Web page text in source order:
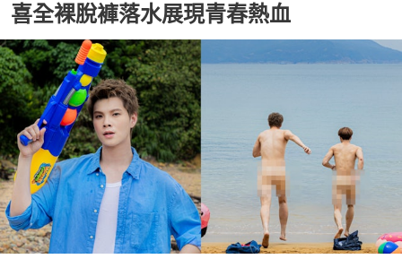
喜全裸脫褲落水展現青春熱血